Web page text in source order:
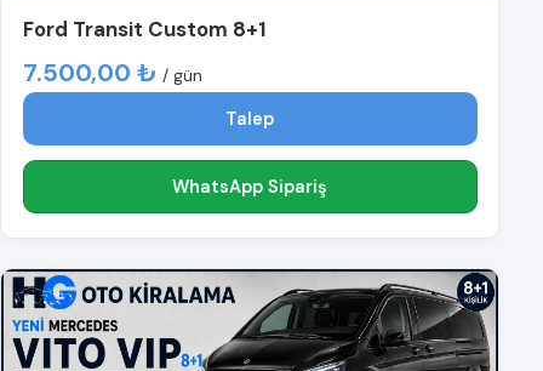
Ford Transit Custom 8+1
7.500,00 ₺ / gün
Talep
WhatsApp Sipariş